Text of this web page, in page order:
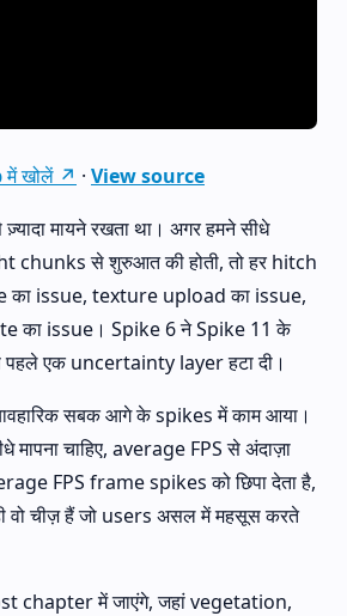
में खोलें ↗ · View source
ज़्यादा मायने रखता था। अगर हमने सीधे
chunks से शुरुआत की होती, तो हर hitch
का issue, texture upload का issue,
का issue। Spike 6 ने Spike 11 के
एक uncertainty layer हटा दी।
सबक आगे के spikes में काम आया।
चाहिए, average FPS से अंदाज़ा
FPS frame spikes को छिपा देता है,
चीज़ हैं जो users असल में महसूस करते
chapter में जाएंगे, जहां vegetation,